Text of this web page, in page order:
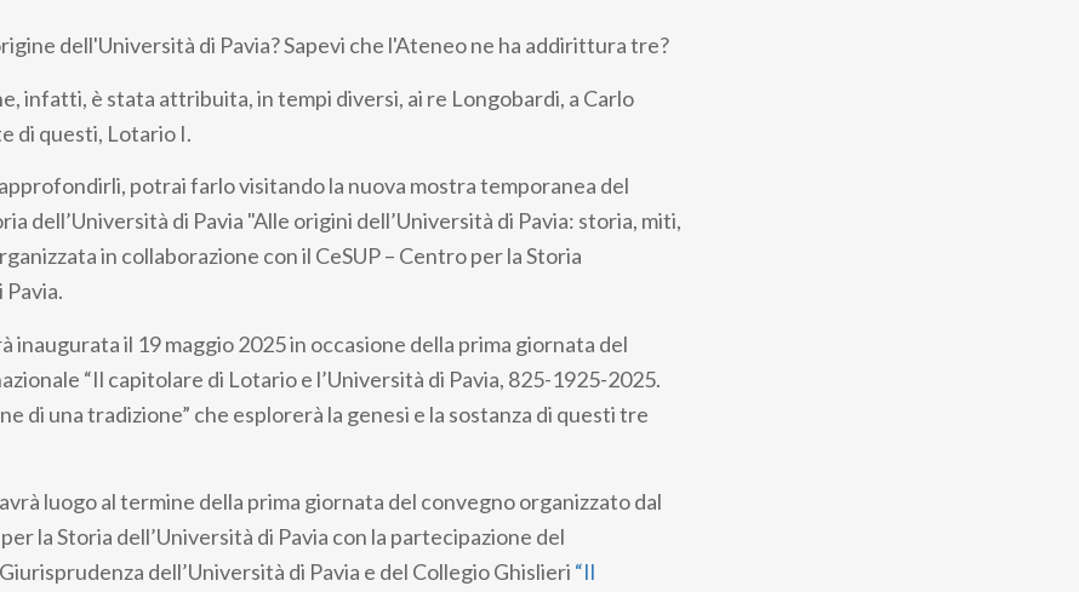
dell'Università di Pavia? Sapevi che l'Ateneo ne ha addirittura tre?
infatti, è stata attribuita, in tempi diversi, ai re Longobardi, a Carlo
di questi, Lotario I.
potrai farlo visitando la nuova mostra temporanea del
dell’Università di Pavia "Alle origini dell’Università di Pavia: storia, miti,
in collaborazione con il CeSUP – Centro per la Storia
Pavia.
inaugurata il 19 maggio 2025 in occasione della prima giornata del
“Il capitolare di Lotario e l’Università di Pavia, 825-1925-2025.
di una tradizione” che esplorerà la genesi e la sostanza di questi tre
luogo al termine della prima giornata del convegno organizzato dal
la Storia dell’Università di Pavia con la partecipazione del
dell’Università di Pavia e del Collegio Ghislieri “Il